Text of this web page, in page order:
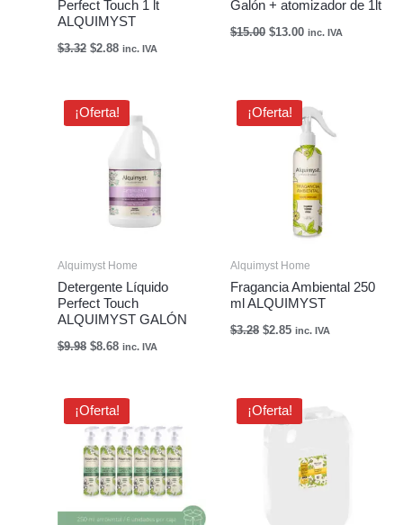
Perfect Touch 1 lt
ALQUIMYST
$3.32 $2.88 inc. IVA
Galón + atomizador de 1lt
$15.00 $13.00 inc. IVA
¡Oferta!
Alquimyst Home
Detergente Líquido
Perfect Touch
ALQUIMYST GALÓN
$9.98
El
precio
original
$8.68
El
precio
actual
inc. IVA
¡Oferta!
Alquimyst Home
Fragancia Ambiental 250
ml ALQUIMYST
$3.28
El
precio
original
$2.85
El
precio
actual
es:
$2.85.
inc. IVA
¡Oferta!
El
precio
original
era:
$19.64.
actual
es:
$15.34.
¡Oferta!
El
precio
original
$262.40.
precio
$117.00.